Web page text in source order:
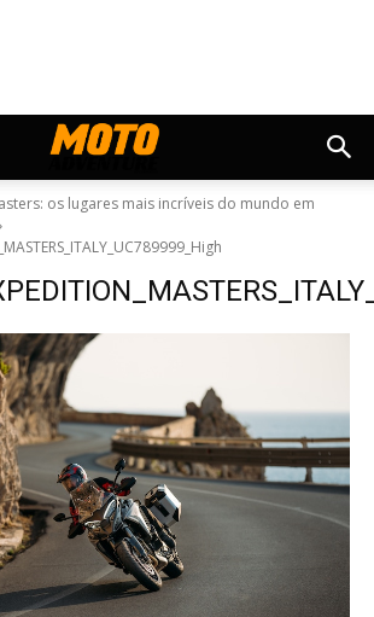
os lugares mais incríveis do mundo em